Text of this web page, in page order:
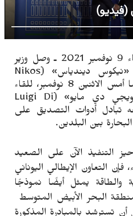
(فيديو)
ـ
وصل وزير
«نيكوس ديندياس» (
Nikos
، إلى روما أمس الاثنين 8 نوفمبر، للقاء
دي مايو
» (Luigi Di
تبادل أدوات التصديق على
بين البلدين.
التنفيذ الآن على الصعيد
فإن التعاون الإيطالي اليوناني
والطاقة يمثل أيضًا نموذجًا
البحر الأبيض المتوسط